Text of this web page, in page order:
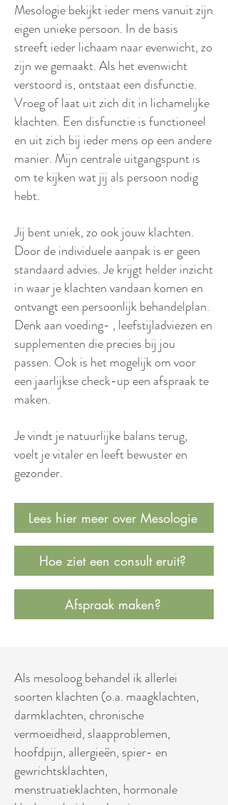
Mesologie bekijkt ieder mens vanuit zijn
eigen unieke persoon. In de basis
streeft ieder lichaam naar evenwicht, zo
zijn we gemaakt. Als het evenwicht
verstoord is, ontstaat een disfunctie.
Vroeg of laat uit zich dit in lichamelijke
klachten. Een disfunctie is functioneel
en uit zich bij ieder mens op een andere
manier. Mijn centrale uitgangspunt is
om te kijken wat jij als persoon nodig
hebt.
Jij bent uniek, zo ook jouw klachten.
Door de individuele aanpak is er geen
standaard advies. Je krijgt helder inzicht
in waar je klachten vandaan komen en
ontvangt een persoonlijk behandelplan.
Denk aan voeding- , leefstijladviezen en
supplementen die precies bij jou
passen. Ook is het mogelijk om voor
een jaarlijkse check-up een afspraak te
maken.
Je vindt je natuurlijke balans terug,
voelt je vitaler en leeft bewuster en
gezonder.
Lees hier meer over Mesologie
Hoe ziet een consult eruit?
Afspraak maken?
Als mesoloog behandel ik allerlei
soorten klachten (o.a. maagklachten,
darmklachten, chronische
vermoeidheid, slaapproblemen,
hoofdpijn, allergieën, spier- en
gewrichtsklachten,
menstruatieklachten, hormonale